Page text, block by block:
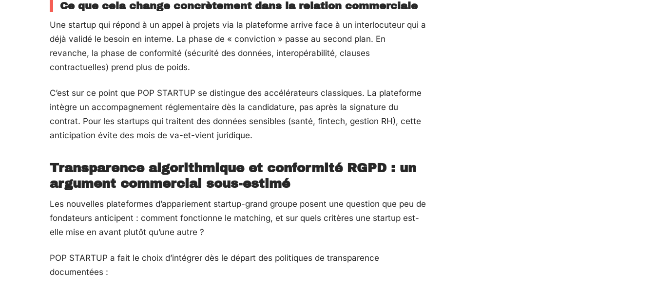
Ce que cela change concrètement dans la relation commerciale
Une startup qui répond à un appel à projets via la plateforme arrive face à un interlocuteur qui a
déjà validé le besoin en interne. La phase de « conviction » passe au second plan. En
revanche, la phase de conformité (sécurité des données, interopérabilité, clauses
contractuelles) prend plus de poids.
C’est sur ce point que POP STARTUP se distingue des accélérateurs classiques. La plateforme
intègre un accompagnement réglementaire dès la candidature, pas après la signature du
contrat. Pour les startups qui traitent des données sensibles (santé, fintech, gestion RH), cette
anticipation évite des mois de va-et-vient juridique.
Transparence algorithmique et conformité RGPD : un
argument commercial sous-estimé
Les nouvelles plateformes d’appariement startup-grand groupe posent une question que peu de
fondateurs anticipent : comment fonctionne le matching, et sur quels critères une startup est-
elle mise en avant plutôt qu’une autre ?
POP STARTUP a fait le choix d’intégrer dès le départ des politiques de transparence
documentées :